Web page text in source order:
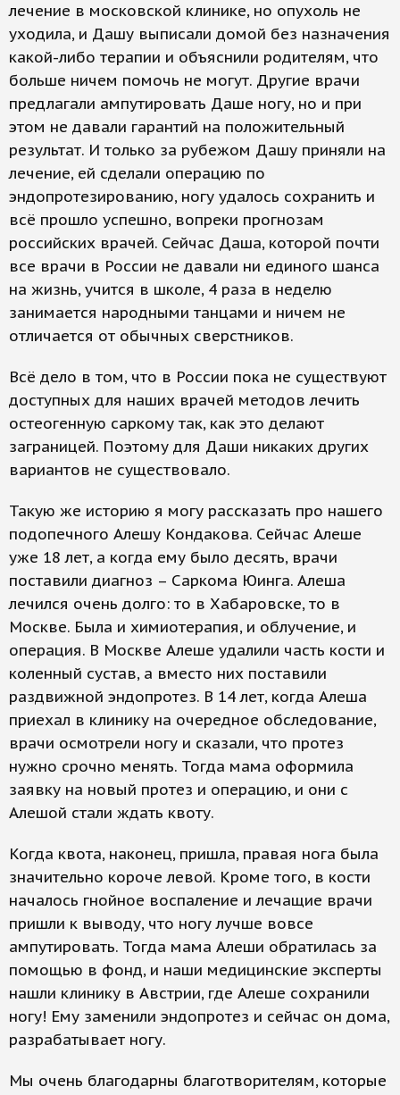
лечение в московской клинике, но опухоль не
уходила, и Дашу выписали домой без назначения
какой-либо терапии и объяснили родителям, что
больше ничем помочь не могут. Другие врачи
предлагали ампутировать Даше ногу, но и при
этом не давали гарантий на положительный
результат. И только за рубежом Дашу приняли на
лечение, ей сделали операцию по
эндопротезированию, ногу удалось сохранить и
всё прошло успешно, вопреки прогнозам
российских врачей. Сейчас Даша, которой почти
все врачи в России не давали ни единого шанса
на жизнь, учится в школе, 4 раза в неделю
занимается народными танцами и ничем не
отличается от обычных сверстников.
Всё дело в том, что в России пока не существуют
доступных для наших врачей методов лечить
остеогенную саркому так, как это делают
заграницей. Поэтому для Даши никаких других
вариантов не существовало.
Такую же историю я могу рассказать про нашего
подопечного Алешу Кондакова. Сейчас Алеше
уже 18 лет, а когда ему было десять, врачи
поставили диагноз – Саркома Юинга. Алеша
лечился очень долго: то в Хабаровске, то в
Москве. Была и химиотерапия, и облучение, и
операция. В Москве Алеше удалили часть кости и
коленный сустав, а вместо них поставили
раздвижной эндопротез. В 14 лет, когда Алеша
приехал в клинику на очередное обследование,
врачи осмотрели ногу и сказали, что протез
нужно срочно менять. Тогда мама оформила
заявку на новый протез и операцию, и они с
Алешой стали ждать квоту.
Когда квота, наконец, пришла, правая нога была
значительно короче левой. Кроме того, в кости
началось гнойное воспаление и лечащие врачи
пришли к выводу, что ногу лучше вовсе
ампутировать. Тогда мама Алеши обратилась за
помощью в фонд, и наши медицинские эксперты
нашли клинику в Австрии, где Алеше сохранили
ногу! Ему заменили эндопротез и сейчас он дома,
разрабатывает ногу.
Мы очень благодарны благотворителям, которые